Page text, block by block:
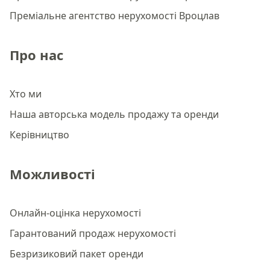
Преміальне агентство нерухомості Вроцлав
Про нас
Хто ми
Наша авторська модель продажу та оренди
Керівництво
Можливості
Онлайн-оцінка нерухомості
Гарантований продаж нерухомості
Безризиковий пакет оренди